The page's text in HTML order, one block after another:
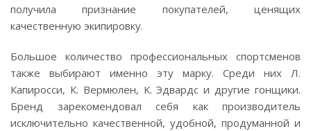
получила признание покупателей, ценящих
качественную экипировку.
Большое количество профессиональных спортсменов
также выбирают именно эту марку. Среди них Л.
Капиросси, К. Вермюлен, К. Эдвардс и другие гонщики.
Бренд зарекомендовал себя как производитель
исключительно качественной, удобной, продуманной и